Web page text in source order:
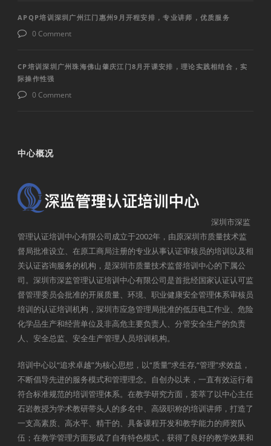
APQP培训深圳广州江门惠州9月开程安排，专业讲师，优质服务
0 Comment
CP培训深圳广州珠海佛山肇庆江门8月开课安排，理论实践相结合，实
际操作性强
0 Comment
中心概况
深圳市深监
管理认证培训中心有限公司成立于2002年，由原深圳市质量技术监
督局批准设立、在原工商局注册的专业从事认证审核员的培训以及相
关认证咨询服务的机构，是深圳市质量技术监督培训中心的下属公
司。深圳市深监管理认证培训中心有限公司是首批经国家认证认可监
督管理委员会批准的开展质量、环境、职业健康安全管理体系审核员
培训的认证培训机构，深圳市应急管理局批准的低压电工作业、危险
化学品生产和经营单位及非高危主要负责人、分管安全生产的负责
人、安全总监、安全生产管理人员培训机构。
培训中心以“追求卓越”为核心思想，以“质量”求生存,“管理”求效益，
不断倡导先进的服务模式和管理理念。自创办以来，一直有效运行着
符合标准规范的培训管理体系。在教学研究方面，荟萃了以中心主任
石岩教授为学术教研带头人的多名中、高级职称的培训讲师，打造了
一支高素质、高水平、精干的、具备课程开发和教学能力的师资队
伍；在教学管理方面形成了自有特色模式，获得了良好的教学效果和